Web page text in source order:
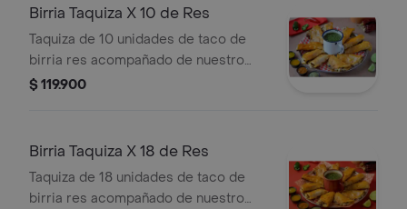
Birria Taquiza X 10 de Res
Taquiza de 10 unidades de taco de
birria res acompañado de nuestro
tradicional consomé de birria.
$ 119.900
Birria Taquiza X 18 de Res
Taquiza de 18 unidades de taco de
birria res acompañado de nuestro